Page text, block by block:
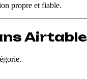
propre et fiable.
Airtable